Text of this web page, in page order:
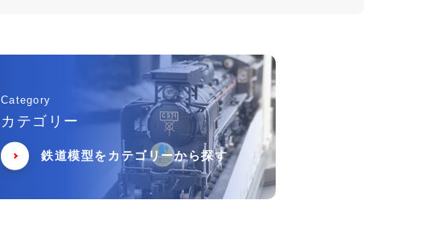
Category
カテゴリー
鉄道模型をカテゴリーから探す